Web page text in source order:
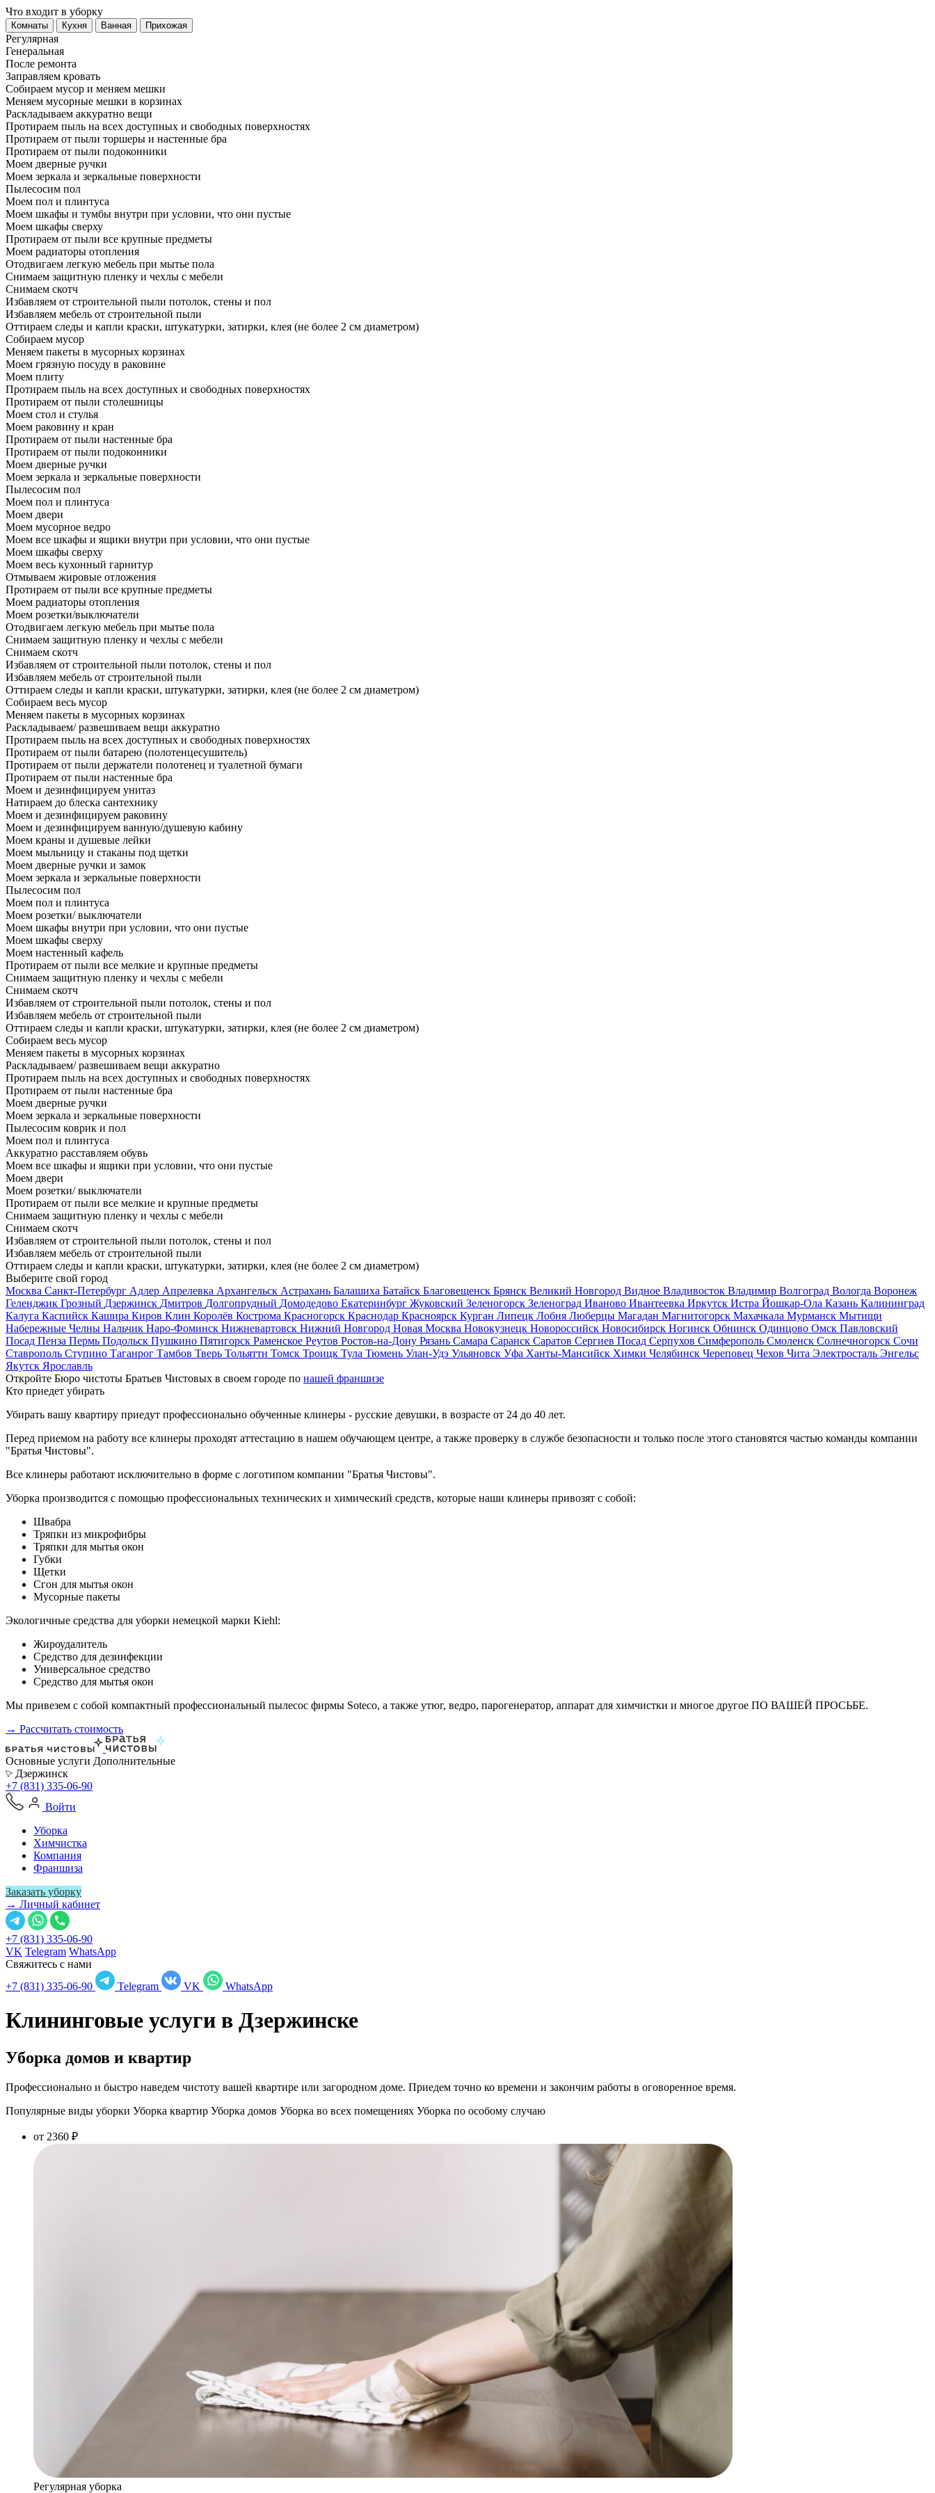
Что входит в уборку
Регу­лярная
Гене­ральная
После ремонта
Заправляем кровать
Собираем мусор и меняем мешки
Меняем мусорные мешки в корзинах
Раскладываем аккуратно вещи
Протираем пыль на всех доступных и свободных поверхностях
Протираем от пыли торшеры и настенные бра
Протираем от пыли подоконники
Моем дверные ручки
Моем зеркала и зеркальные поверхности
Пылесосим пол
Моем пол и плинтуса
Моем шкафы и тумбы внутри при условии, что они пустые
Моем шкафы сверху
Протираем от пыли все крупные предметы
Моем радиаторы отопления
Отодвигаем легкую мебель при мытье пола
Снимаем защитную пленку и чехлы с мебели
Снимаем скотч
Избавляем от строительной пыли потолок, стены и пол
Избавляем мебель от строительной пыли
Оттираем следы и капли краски, штукатурки, затирки, клея (не более 2 см диаметром)
Собираем мусор
Меняем пакеты в мусорных корзинах
Моем грязную посуду в раковине
Моем плиту
Протираем пыль на всех доступных и свободных поверхностях
Протираем от пыли столешницы
Моем стол и стулья
Моем раковину и кран
Протираем от пыли настенные бра
Протираем от пыли подоконники
Моем дверные ручки
Моем зеркала и зеркальные поверхности
Пылесосим пол
Моем пол и плинтуса
Моем двери
Моем мусорное ведро
Моем все шкафы и ящики внутри при условии, что они пустые
Моем шкафы сверху
Моем весь кухонный гарнитур
Отмываем жировые отложения
Протираем от пыли все крупные предметы
Моем радиаторы отопления
Моем розетки/выключатели
Отодвигаем легкую мебель при мытье пола
Снимаем защитную пленку и чехлы с мебели
Снимаем скотч
Избавляем от строительной пыли потолок, стены и пол
Избавляем мебель от строительной пыли
Оттираем следы и капли краски, штукатурки, затирки, клея (не более 2 см диаметром)
Собираем весь мусор
Меняем пакеты в мусорных корзинах
Раскладываем/ развешиваем вещи аккуратно
Протираем пыль на всех доступных и свободных поверхностях
Протираем от пыли батарею (полотенцесушитель)
Протираем от пыли держатели полотенец и туалетной бумаги
Протираем от пыли настенные бра
Моем и дезинфицируем унитаз
Натираем до блеска сантехнику
Моем и дезинфицируем раковину
Моем и дезинфицируем ванную/душевую кабину
Моем краны и душевые лейки
Моем мыльницу и стаканы под щетки
Моем дверные ручки и замок
Моем зеркала и зеркальные поверхности
Пылесосим пол
Моем пол и плинтуса
Моем розетки/ выключатели
Моем шкафы внутри при условии, что они пустые
Моем шкафы сверху
Моем настенный кафель
Протираем от пыли все мелкие и крупные предметы
Снимаем защитную пленку и чехлы с мебели
Снимаем скотч
Избавляем от строительной пыли потолок, стены и пол
Избавляем мебель от строительной пыли
Оттираем следы и капли краски, штукатурки, затирки, клея (не более 2 см диаметром)
Собираем весь мусор
Меняем пакеты в мусорных корзинах
Раскладываем/ развешиваем вещи аккуратно
Протираем пыль на всех доступных и свободных поверхностях
Протираем от пыли настенные бра
Моем дверные ручки
Моем зеркала и зеркальные поверхности
Пылесосим коврик и пол
Моем пол и плинтуса
Аккуратно расставляем обувь
Моем все шкафы и ящики при условии, что они пустые
Моем двери
Моем розетки/ выключатели
Протираем от пыли все мелкие и крупные предметы
Снимаем защитную пленку и чехлы с мебели
Снимаем скотч
Избавляем от строительной пыли потолок, стены и пол
Избавляем мебель от строительной пыли
Оттираем следы и капли краски, штукатурки, затирки, клея (не более 2 см диаметром)
Выберите свой город
Москва Санкт-Петербург Адлер Апрелевка Архангельск Астрахань Балашиха Батайск Благовещенск Брянск Великий Новгород Видное Владивосток Владимир Волгоград Вологда Воронеж
Геленджик Грозный Дзержинск Дмитров Долгопрудный Домодедово Екатеринбург Жуковский Зеленогорск Зеленоград Иваново Ивантеевка Иркутск Истра Йошкар-Ола Казань Калининград
Калуга Каспийск Кашира Киров Клин Королёв Кострома Красногорск Краснодар Красноярск Курган Липецк Лобня Люберцы Магадан Магнитогорск Махачкала Мурманск Мытищи
Набережные Челны Нальчик Наро-Фоминск Нижневартовск Нижний Новгород Новая Москва Новокузнецк Новороссийск Новосибирск Ногинск Обнинск Одинцово Омск Павловский
Посад Пенза Пермь Подольск Пушкино Пятигорск Раменское Реутов Ростов-на-Дону Рязань Самара Саранск Саратов Сергиев Посад Серпухов Симферополь Смоленск Солнечногорск Сочи
Ставрополь Ступино Таганрог Тамбов Тверь Тольятти Томск Троицк Тула Тюмень Улан-Удэ Ульяновск Уфа Ханты-Мансийск Химки Челябинск Череповец Чехов Чита Электросталь Энгельс
Якутск Ярославль
Откройте Бюро чистоты Братьев Чистовых в своем городе по нашей франшизе
Кто приедет убирать
Убирать вашу квартиру приедут профессионально обученные клинеры - русские девушки, в возрасте от 24 до 40 лет.
Перед приемом на работу все клинеры проходят аттестацию в нашем обучающем центре, а также проверку в службе безопасности и только после этого становятся частью команды компании
"Братья Чистовы".
Все клинеры работают исключительно в форме с логотипом компании "Братья Чистовы".
Уборка производится с помощью профессиональных технических и химический средств, которые наши клинеры привозят с собой:
Швабра
Тряпки из микрофибры
Тряпки для мытья окон
Губки
Щетки
Сгон для мытья окон
Мусорные пакеты
Экологичные средства для уборки немецкой марки Kiehl:
Жироудалитель
Средство для дезинфекции
Универсальное средство
Средство для мытья окон
Мы привезем с собой компактный профессиональный пылесос фирмы Soteco, а также утюг, ведро, парогенератор, аппарат для химчистки и многое другое ПО ВАШЕЙ ПРОСЬБЕ.
→ Рассчитать стоимость
Основные услуги Дополнительные
Дзержинск
+7 (831) 335-06-90
Войти
Уборка
Химчистка
Компания
Франшиза
Заказать уборку
→ Личный кабинет
+7 (831) 335-06-90
VK Telegram WhatsApp
Свяжитесь с нами
+7 (831) 335-06-90
Telegram VK WhatsApp
Клининговые услуги в Дзержинске
Уборка домов и квартир
Профессионально и быстро наведем чистоту вашей квартире или загородном доме. Приедем точно ко времени и закончим работы в оговоренное время.
Популярные виды уборки Уборка квартир Уборка домов Уборка во всех помещениях Уборка по особому случаю
от 2360 ₽
Регулярная уборка